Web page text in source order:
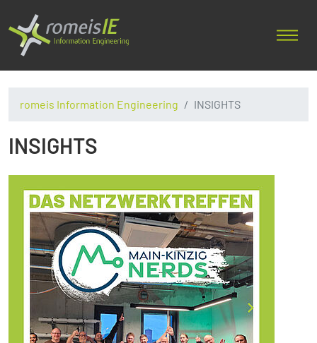
romeis Information Engineering INSIGHTS
INSIGHTS